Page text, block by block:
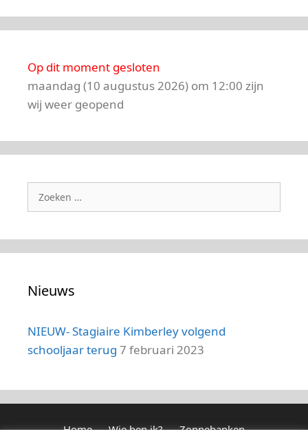
Op dit moment gesloten
maandag (10 augustus 2026) om 12:00 zijn
wij weer geopend
Zoek
naar:
Nieuws
NIEUW- Stagiaire Kimberley volgend
schooljaar terug 7 februari 2023
Home Wie ben ik? Zonnebanken